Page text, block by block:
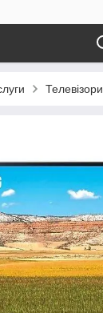
Телевізори